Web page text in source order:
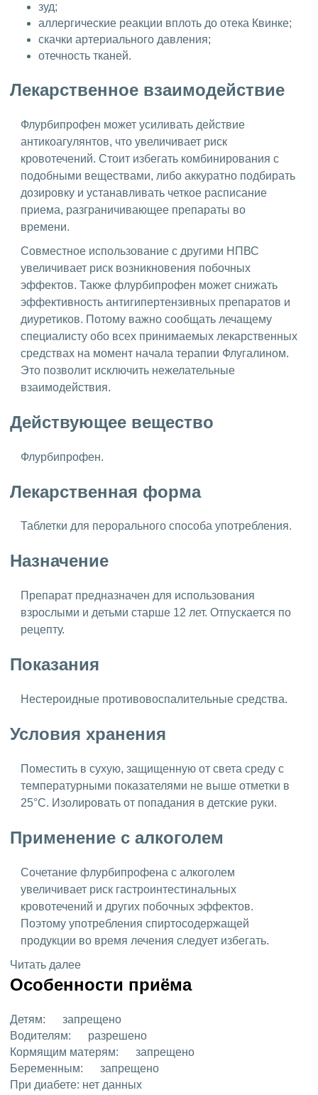
зуд;
аллергические реакции вплоть до отека Квинке;
скачки артериального давления;
отечность тканей.
Лекарственное взаимодействие
Флурбипрофен может усиливать действие
антикоагулянтов, что увеличивает риск
кровотечений. Стоит избегать комбинирования с
подобными веществами, либо аккуратно подбирать
дозировку и устанавливать четкое расписание
приема, разграничивающее препараты во
времени.
Совместное использование с другими НПВС
увеличивает риск возникновения побочных
эффектов. Также флурбипрофен может снижать
эффективность антигипертензивных препаратов и
диуретиков. Потому важно сообщать лечащему
специалисту обо всех принимаемых лекарственных
средствах на момент начала терапии Флугалином.
Это позволит исключить нежелательные
взаимодействия.
Действующее вещество
Флурбипрофен.
Лекарственная форма
Таблетки для перорального способа употребления.
Назначение
Препарат предназначен для использования
взрослыми и детьми старше 12 лет. Отпускается по
рецепту.
Показания
Нестероидные противовоспалительные средства.
Условия хранения
Поместить в сухую, защищенную от света среду с
температурными показателями не выше отметки в
25°C. Изолировать от попадания в детские руки.
Применение с алкоголем
Сочетание флурбипрофена с алкоголем
увеличивает риск гастроинтестинальных
кровотечений и других побочных эффектов.
Поэтому употребления спиртосодержащей
продукции во время лечения следует избегать.
Читать далее
Особенности приёма
Детям:
запрещено
Водителям:
разрешено
Кормящим матерям:
запрещено
Беременным:
запрещено
При диабете: нет данных